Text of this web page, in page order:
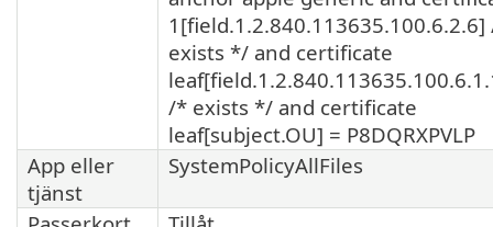
exists */ and certificate
/* exists */ and certificate
leaf[subject.OU] = P8DQRXPVLP
App eller
tjänst
SystemPolicyAllFiles